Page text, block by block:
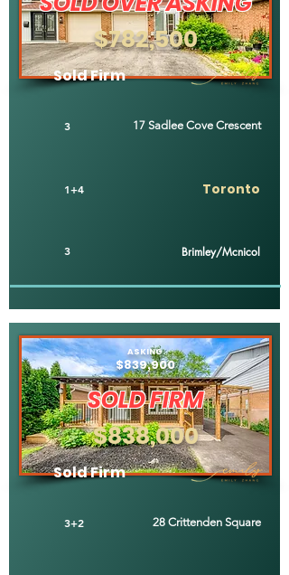
$782,500
Sold Firm
17 Sadlee Cove Crescent
3
Toronto
1+4
3 Brimley/Mcnicol
ASKING
$839,900
SOLD FIRM
$838,000
Sold Firm
28 Crittenden Square
3+2